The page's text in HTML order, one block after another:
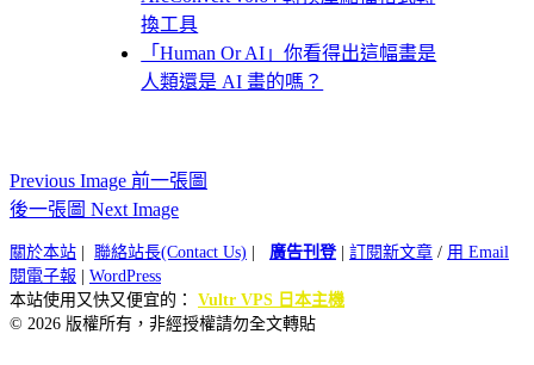
換工具
「Human Or AI」你看得出這幅畫是
人類還是 AI 畫的嗎？
Previous Image 前一張圖
後一張圖 Next Image
關於本站 聯絡站長(Contact Us) 廣告刊登| 訂閱新文章 / 用 Email
閱電子報
WordPress
本站使用又快又便宜的： Vultr VPS 日本主機
© 2026 版權所有，非經授權請勿全文轉貼